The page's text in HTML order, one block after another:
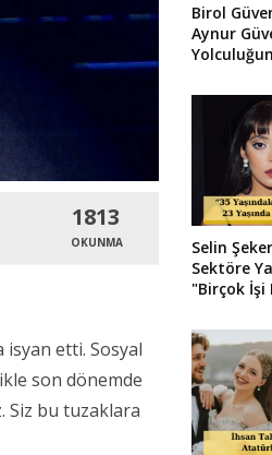
1813
OKUNMA
isyan etti. Sosyal
son dönemde
Siz bu tuzaklara
Birol
Aynur
Selin
Sektöre
"Birçok İşi